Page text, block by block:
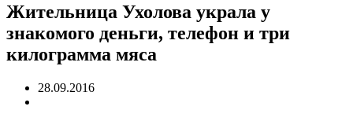
Жительница Ухолова украла у
знакомого деньги, телефон и три
килограмма мяса
28.09.2016